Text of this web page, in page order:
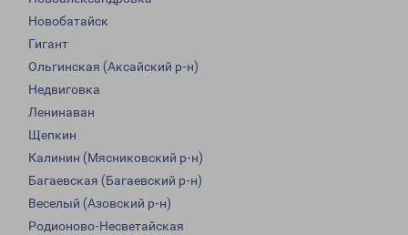
Новобатайск
Гигант
Ольгинская (Аксайский р-н)
Недвиговка
Ленинаван
Щепкин
Калинин (Мясниковский р-н)
Багаевская (Багаевский р-н)
Веселый (Азовский р-н)
Родионово-Несветайская